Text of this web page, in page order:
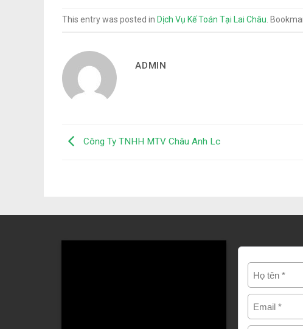
This entry was posted in Dịch Vụ Kế Toán Tại Lai Châu.
ADMIN
Công Ty TNHH MTV Châu Anh Lc